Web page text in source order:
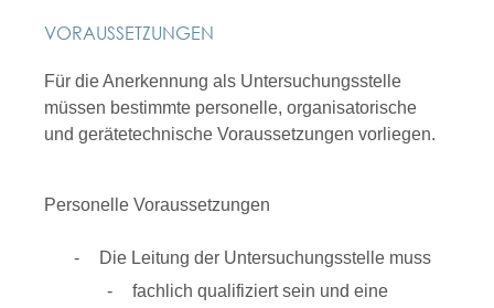
VORAUSSETZUNGEN
Für die Anerkennung als Untersuchungsstelle
müssen bestimmte personelle, organisatorische
und gerätetechnische Voraussetzungen vorliegen.
Personelle Voraussetzungen
Die Leitung der Untersuchungsstelle muss
fachlich qualifiziert sein und eine